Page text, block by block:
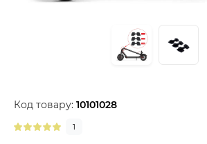
Код товару: 10101028
1